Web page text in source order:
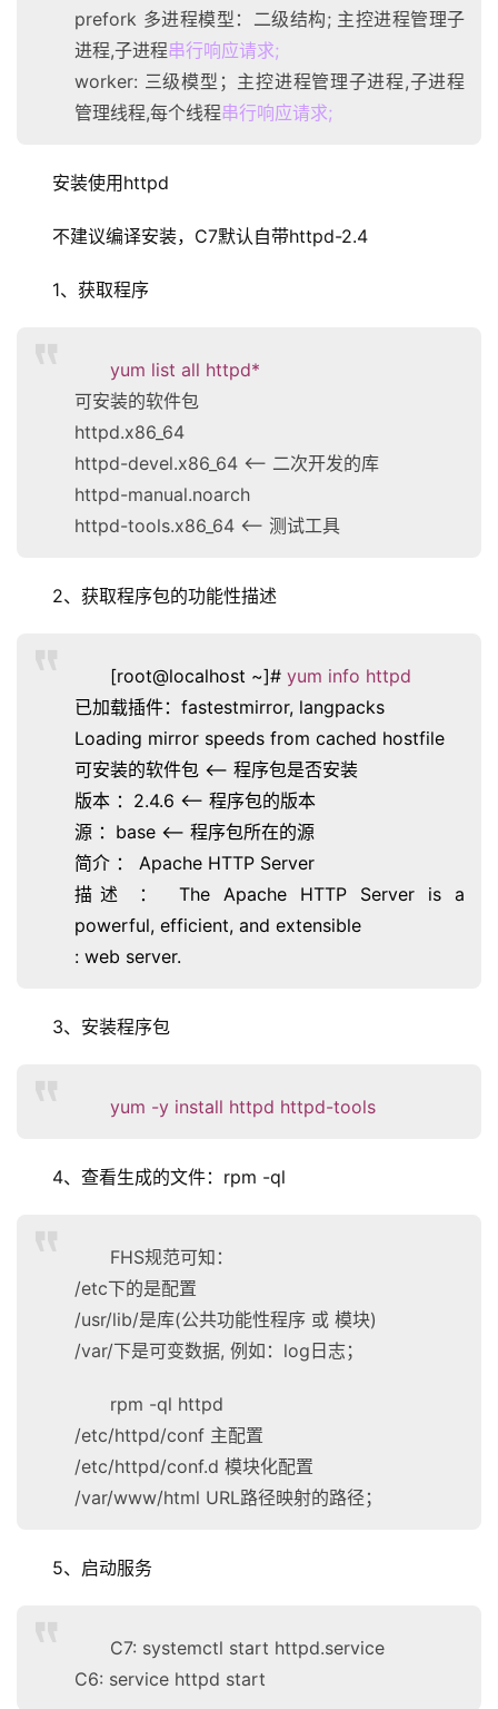
prefork 多进程模型：二级结构; 主控进程管理子
进程,子进程串行响应请求;
worker: 三级模型；主控进程管理子进程,子进程
管理线程,每个线程串行响应请求;
安装使用httpd
不建议编译安装，C7默认自带httpd-2.4
1、获取程序
yum list all httpd*
可安装的软件包
httpd.x86_64
httpd-devel.x86_64 <– 二次开发的库
httpd-manual.noarch
httpd-tools.x86_64 <– 测试工具
2、获取程序包的功能性描述
[root@localhost ~]# yum info httpd
已加载插件：fastestmirror, langpacks
Loading mirror speeds from cached hostfile
可安装的软件包 <– 程序包是否安装
版本 ：2.4.6 <– 程序包的版本
源 ：base <– 程序包所在的源
简介 ： Apache HTTP Server
描述 ： The Apache HTTP Server is a
powerful, efficient, and extensible
: web server.
3、安装程序包
yum -y install httpd httpd-tools
4、查看生成的文件：rpm -ql
FHS规范可知：
/etc下的是配置
/usr/lib/是库(公共功能性程序 或 模块)
/var/下是可变数据, 例如：log日志；
rpm -ql httpd
/etc/httpd/conf 主配置
/etc/httpd/conf.d 模块化配置
/var/www/html URL路径映射的路径；
5、启动服务
C7: systemctl start httpd.service
C6: service httpd start